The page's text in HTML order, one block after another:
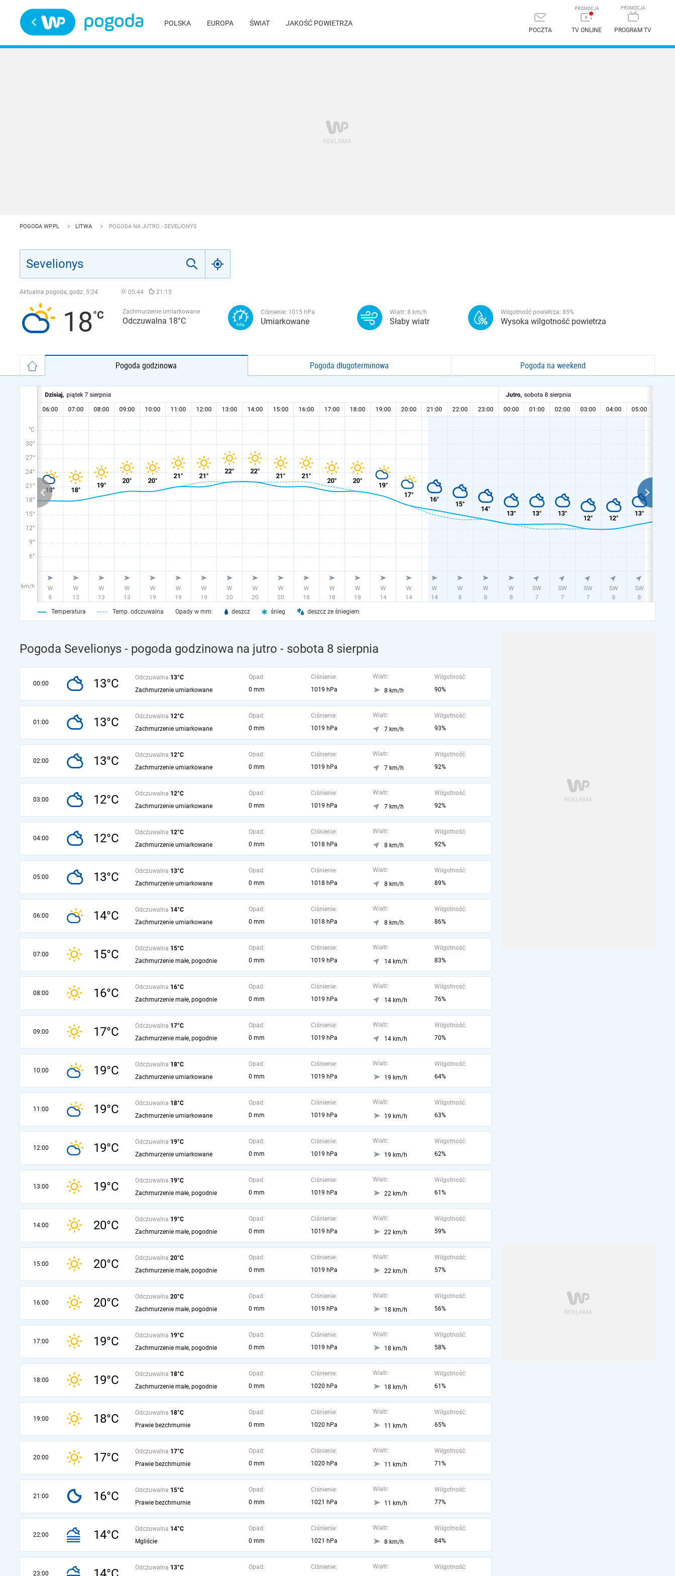
POLSKA EUROPA ŚWIAT JAKOŚĆ POWIETRZA
POCZTA TV ONLINE PROGRAM TV
POGODA WP.PL LITWA POGODA NA JUTRO - SEVELIONYS
Aktualna pogoda, godz. 5:24 05:44 21:15
18 Zachmurzenie umiarkowane
Odczuwalna 18°C
Ciśnienie: 1015 hPa
Umiarkowane
Wiatr: 8 km/h
Słaby wiatr
Wilgotność powietrza: 85%
Wysoka wilgotność powietrza
Pogoda godzinowa Pogoda długoterminowa Pogoda na weekend
°C
30°
27°
24°
21°
18°
15°
12°
9°
6°
km/h
Temperatura Temp. odczuwalna Opady w mm: deszcz śnieg deszcz ze śniegiem
Pogoda Sevelionys - pogoda godzinowa na jutro - sobota 8 sierpnia
00:00 13°C Odczuwalna 13°C
Zachmurzenie umiarkowane
Opad:
0 mm
Ciśnienie:
1019 hPa
Wiatr:
8 km/h
Wilgotność:
90%
01:00 13°C Odczuwalna 12°C
Zachmurzenie umiarkowane
Opad:
0 mm
Ciśnienie:
1019 hPa
Wiatr:
7 km/h
Wilgotność:
93%
02:00 13°C Odczuwalna 12°C
Zachmurzenie umiarkowane
Opad:
0 mm
Ciśnienie:
1019 hPa
Wiatr:
7 km/h
Wilgotność:
92%
03:00 12°C Odczuwalna 12°C
Zachmurzenie umiarkowane
Opad:
0 mm
Ciśnienie:
1019 hPa
Wiatr:
7 km/h
Wilgotność:
92%
04:00 12°C Odczuwalna 12°C
Zachmurzenie umiarkowane
Opad:
0 mm
Ciśnienie:
1018 hPa
Wiatr:
8 km/h
Wilgotność:
92%
05:00 13°C Odczuwalna 13°C
Zachmurzenie umiarkowane
Opad:
0 mm
Ciśnienie:
1018 hPa
Wiatr:
8 km/h
Wilgotność:
89%
06:00 14°C Odczuwalna 14°C
Zachmurzenie umiarkowane
Opad:
0 mm
Ciśnienie:
1018 hPa
Wiatr:
8 km/h
Wilgotność:
86%
07:00 15°C Odczuwalna 15°C
Zachmurzenie małe, pogodnie
Opad:
0 mm
Ciśnienie:
1019 hPa
Wiatr:
14 km/h
Wilgotność:
83%
08:00 16°C Odczuwalna 16°C
Zachmurzenie małe, pogodnie
Opad:
0 mm
Ciśnienie:
1019 hPa
Wiatr:
14 km/h
Wilgotność:
76%
09:00 17°C Odczuwalna 17°C
Zachmurzenie małe, pogodnie
Opad:
0 mm
Ciśnienie:
1019 hPa
Wiatr:
14 km/h
Wilgotność:
70%
10:00 19°C Odczuwalna 18°C
Zachmurzenie umiarkowane
Opad:
0 mm
Ciśnienie:
1019 hPa
Wiatr:
19 km/h
Wilgotność:
64%
11:00 19°C Odczuwalna 18°C
Zachmurzenie umiarkowane
Opad:
0 mm
Ciśnienie:
1019 hPa
Wiatr:
19 km/h
Wilgotność:
63%
12:00 19°C Odczuwalna 19°C
Zachmurzenie umiarkowane
Opad:
0 mm
Ciśnienie:
1019 hPa
Wiatr:
19 km/h
Wilgotność:
62%
13:00 19°C Odczuwalna 19°C
Zachmurzenie małe, pogodnie
Opad:
0 mm
Ciśnienie:
1019 hPa
Wiatr:
22 km/h
Wilgotność:
61%
14:00 20°C Odczuwalna 19°C
Zachmurzenie małe, pogodnie
Opad:
0 mm
Ciśnienie:
1019 hPa
Wiatr:
22 km/h
Wilgotność:
59%
15:00 20°C Odczuwalna 20°C
Zachmurzenie małe, pogodnie
Opad:
0 mm
Ciśnienie:
1019 hPa
Wiatr:
22 km/h
Wilgotność:
57%
16:00 20°C Odczuwalna 20°C
Zachmurzenie małe, pogodnie
Opad:
0 mm
Ciśnienie:
1019 hPa
Wiatr:
18 km/h
Wilgotność:
56%
17:00 19°C Odczuwalna 19°C
Zachmurzenie małe, pogodnie
Opad:
0 mm
Ciśnienie:
1019 hPa
Wiatr:
18 km/h
Wilgotność:
58%
18:00 19°C Odczuwalna 18°C
Zachmurzenie małe, pogodnie
Opad:
0 mm
Ciśnienie:
1020 hPa
Wiatr:
18 km/h
Wilgotność:
61%
19:00 18°C Odczuwalna 18°C
Prawie bezchmurnie
Opad:
0 mm
Ciśnienie:
1020 hPa
Wiatr:
11 km/h
Wilgotność:
65%
20:00 17°C Odczuwalna 17°C
Prawie bezchmurnie
Opad:
0 mm
Ciśnienie:
1020 hPa
Wiatr:
11 km/h
Wilgotność:
71%
21:00 16°C Odczuwalna 15°C
Prawie bezchmurnie
Opad:
0 mm
Ciśnienie:
1021 hPa
Wiatr:
11 km/h
Wilgotność:
77%
22:00 14°C Odczuwalna 14°C
Mgliście
Opad:
0 mm
Ciśnienie:
1021 hPa
Wiatr:
8 km/h
Wilgotność:
84%
23:00
Odczuwalna 13°C
Opad:
Ciśnienie:
Wiatr:
Wilgotność: